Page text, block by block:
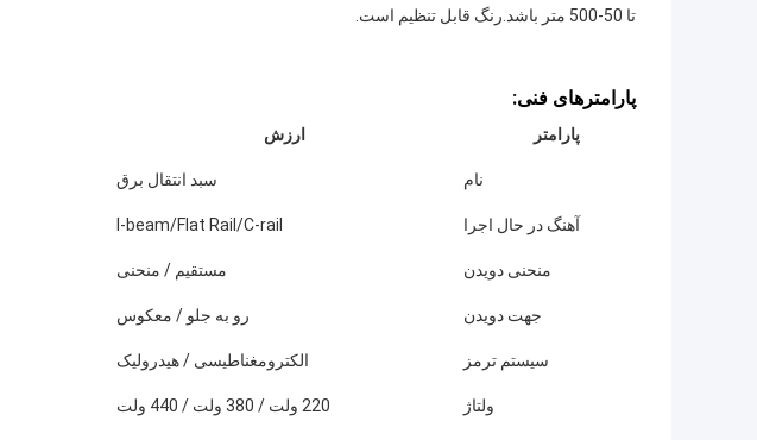
تا 50-500 متر باشد.رنگ قابل تنظیم است.
پارامترهای فنی:
پارامتر ارزش
نام سبد انتقال برق
آهنگ در حال اجرا I-beam/Flat Rail/C-rail
منحنی دویدن مستقیم / منحنی
جهت دویدن رو به جلو / معکوس
سیستم ترمز الکترومغناطیسی / هیدرولیک
ولتاژ 220 ولت / 380 ولت / 440 ولت